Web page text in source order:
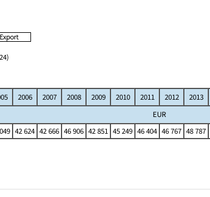
2006 2007 2008 2009 2010 2011 2012 2013
EUR
42 624 42 666 46 906 42 851 45 249 46 404 46 767 48 787